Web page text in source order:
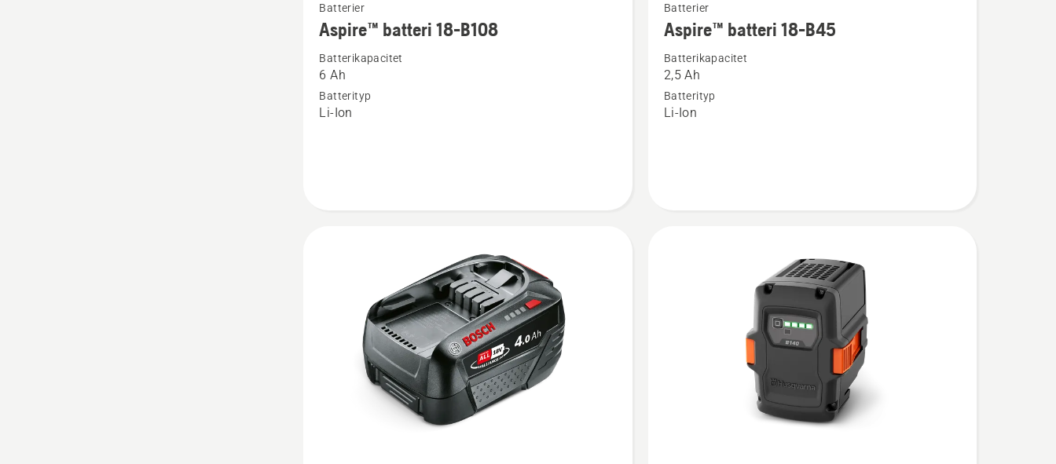
mer
information
om
batteri
Batterier
Aspire™ batteri 18-B108
Batterikapacitet
6 Ah
Batterityp
Li-Ion
mer
information
om
Aspire™
batteri
Batterier
Aspire™ batteri 18-B45
Batterikapacitet
2,5 Ah
Batterityp
Li-Ion